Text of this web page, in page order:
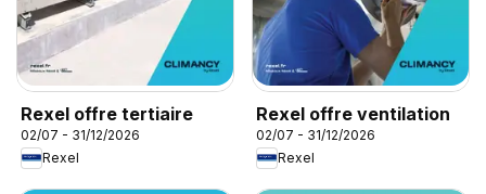
Rexel offre tertiaire
02/07 - 31/12/2026
Rexel
Rexel offre ventilation
02/07 - 31/12/2026
Rexel